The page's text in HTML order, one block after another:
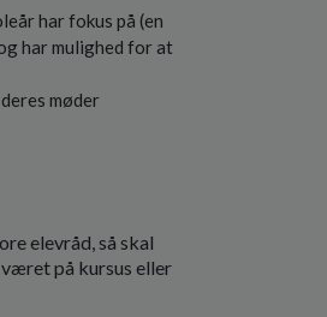
har fokus på (en
har mulighed for at
møder
elevråd, så skal
på kursus eller